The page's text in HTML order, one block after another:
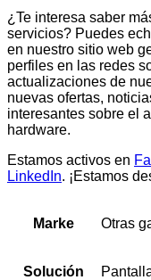
¿Te interesa saber
servicios? Puedes
en nuestro sitio web
perfiles en las redes
actualizaciones de
nuevas ofertas,
interesantes sobre el
hardware.
Estamos activos en
LinkedIn. ¡Estamos
Marke Otras
Solución